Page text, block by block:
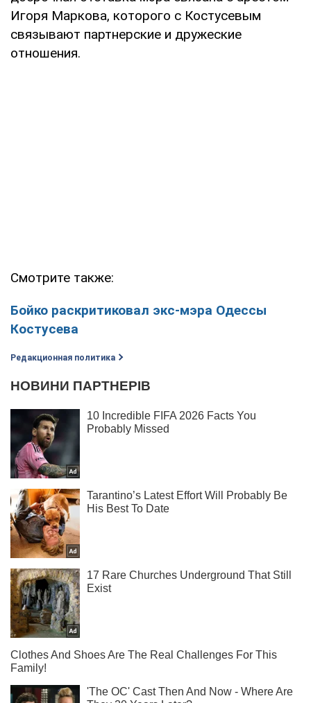
Игоря Маркова, которого с Костусевым
связывают партнерские и дружеские
отношения.
Смотрите также:
Бойко раскритиковал экс-мэра Одессы
Костусева
Редакционная политика